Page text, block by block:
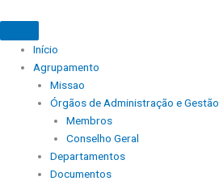
Início
Agrupamento
Missao
Órgãos de Administração e Gestão
Membros
Conselho Geral
Departamentos
Documentos